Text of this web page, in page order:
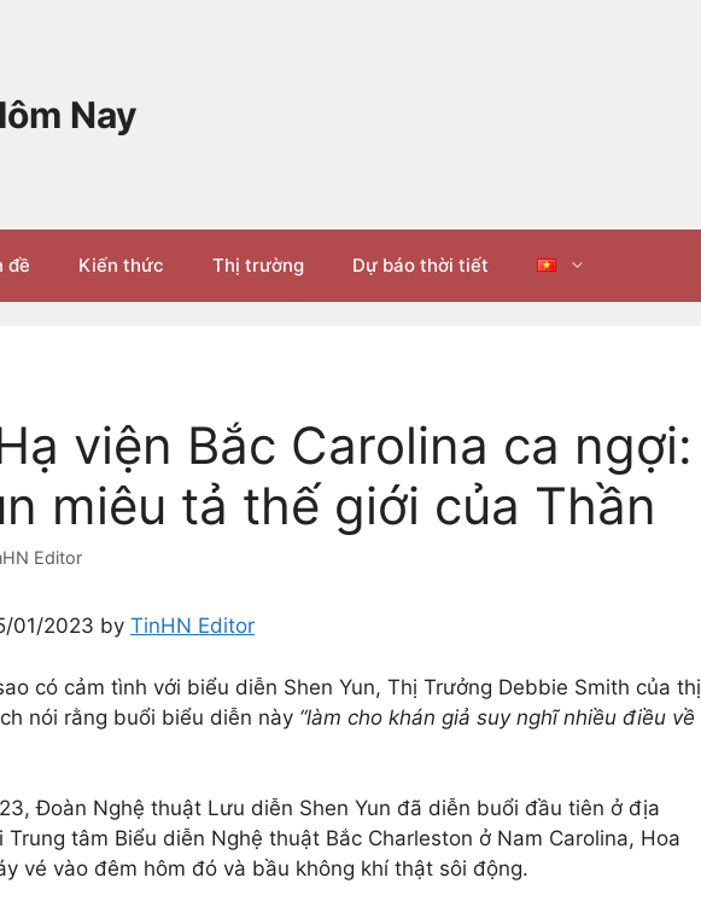
Nay
đề Kiến thức Thị trường Dự báo thời tiết
viện Bắc Carolina ca ngợi:
miêu tả thế giới của Thần
Editor
01/2023 by TinHN Editor
có cảm tình với biểu diễn Shen Yun, Thị Trưởng Debbie Smith của thị
nói rằng buổi biểu diễn này “làm cho khán giả suy nghĩ nhiều điều về
Đoàn Nghệ thuật Lưu diễn Shen Yun đã diễn buổi đầu tiên ở địa
tâm Biểu diễn Nghệ thuật Bắc Charleston ở Nam Carolina, Hoa
vé vào đêm hôm đó và bầu không khí thật sôi động.